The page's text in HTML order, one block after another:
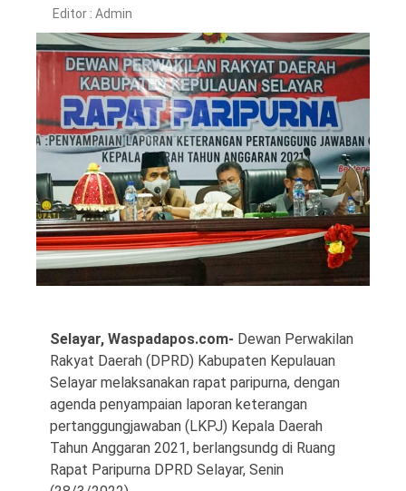
Copyright
2026
Waspada
Pos
Editor : Admin
Selayar, Waspadapos.com- Dewan Perwakilan
Rakyat Daerah (DPRD) Kabupaten Kepulauan
Selayar melaksanakan rapat paripurna, dengan
agenda penyampaian laporan keterangan
pertanggungjawaban (LKPJ) Kepala Daerah
Tahun Anggaran 2021, berlangsundg di Ruang
Rapat Paripurna DPRD Selayar, Senin